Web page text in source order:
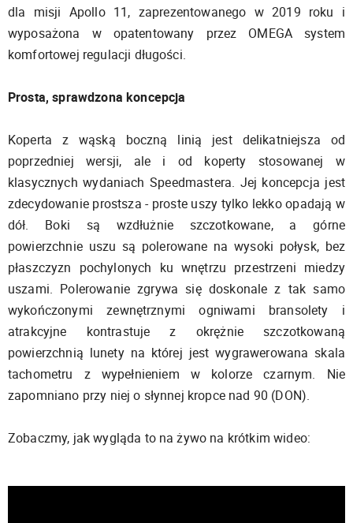
dla misji Apollo 11, zaprezentowanego w 2019 roku i
wyposażona w opatentowany przez OMEGA system
komfortowej regulacji długości.
Prosta, sprawdzona koncepcja
Koperta z wąską boczną linią jest delikatniejsza od
poprzedniej wersji, ale i od koperty stosowanej w
klasycznych wydaniach Speedmastera. Jej koncepcja jest
zdecydowanie prostsza - proste uszy tylko lekko opadają w
dół. Boki są wzdłużnie szczotkowane, a górne
powierzchnie uszu są polerowane na wysoki połysk, bez
płaszczyzn pochylonych ku wnętrzu przestrzeni miedzy
uszami. Polerowanie zgrywa się doskonale z tak samo
wykończonymi zewnętrznymi ogniwami bransolety i
atrakcyjne kontrastuje z okrężnie szczotkowaną
powierzchnią lunety na której jest wygrawerowana skala
tachometru z wypełnieniem w kolorze czarnym. Nie
zapomniano przy niej o słynnej kropce nad 90 (DON).
Zobaczmy, jak wygląda to na żywo na krótkim wideo: